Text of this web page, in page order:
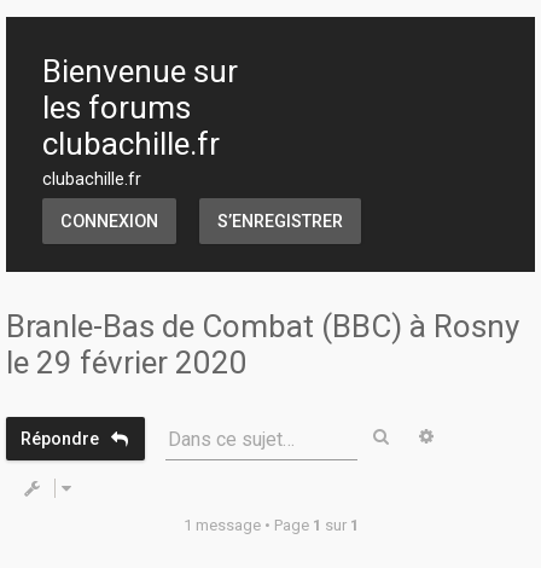
h
Bienvenue sur
les forums
clubachille.fr
clubachille.fr
CONNEXION S’ENREGISTRER
Branle-Bas de Combat (BBC) à Rosny
le 29 février 2020
Répondre Dans ce sujet… Rechercher
1 message • Page 1 sur 1